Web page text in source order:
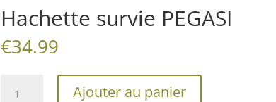
Hachette survie PEGASI
€34.99
Ajouter au panier